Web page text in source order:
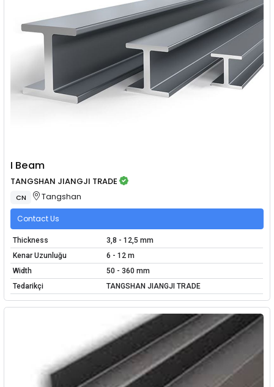
I Beam
TANGSHAN JIANGJI TRADE
CN Tangshan
Contact Us
Thickness
3,8 - 12,5 mm
Kenar Uzunluğu
6 - 12 m
Width
50 - 360 mm
Tedarikçi
TANGSHAN JIANGJI TRADE